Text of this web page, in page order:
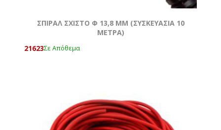
ΣΠΙΡΑΛ ΣΧΙΣΤΟ Φ 13,8 MM (ΣΥΣΚΕΥΑΣΙΑ 10
ΜΕΤΡΑ)
21623Σε Απόθεμα